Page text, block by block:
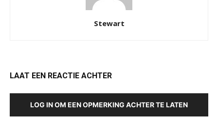
Stewart
LAAT EEN REACTIE ACHTER
LOG IN OM EEN OPMERKING ACHTER TE LATEN